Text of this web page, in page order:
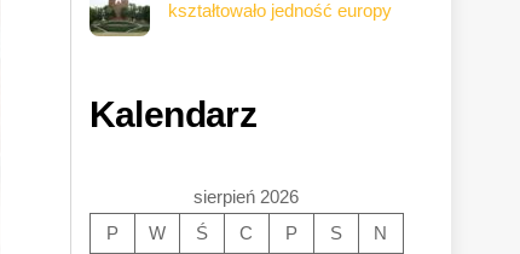
kształtowało jedność europy
Kalendarz
sierpień 2026
P
W Ś C P S
N